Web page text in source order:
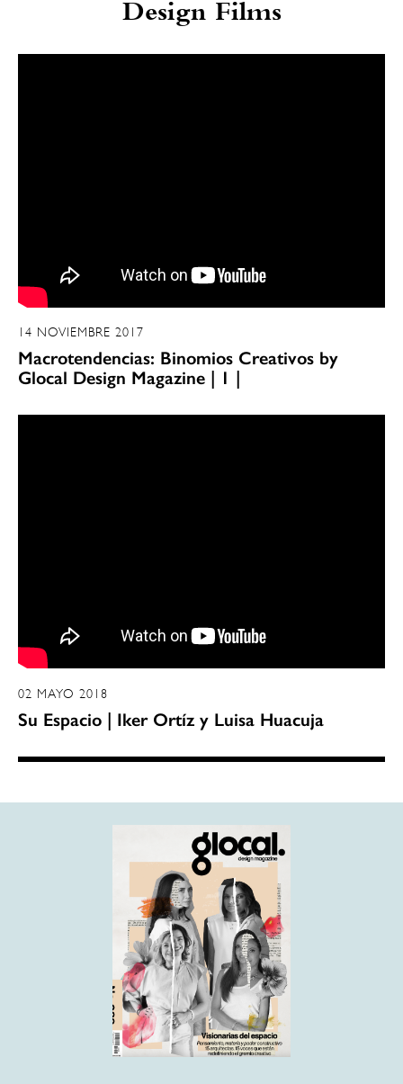
Design Films
14 NOVIEMBRE 2017
Macrotendencias: Binomios Creativos by
Glocal Design Magazine | 1 |
02 MAYO 2018
Su Espacio | Iker Ortíz y Luisa Huacuja